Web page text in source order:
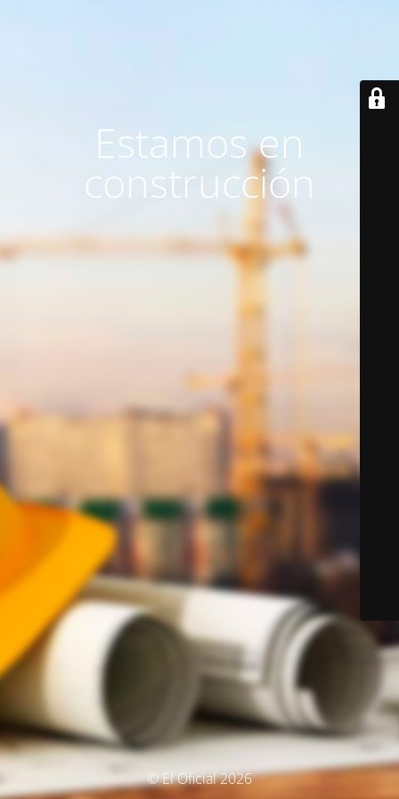
Estamos en
construcción
© El Oficial 2026